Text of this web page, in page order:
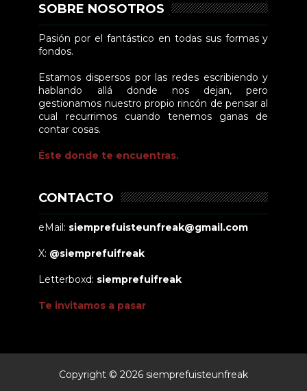
SOBRE NOSOTROS
Pasión por el fantástico en todas sus formas y
fondos.
Estamos dispersos por las redes escribiendo y
hablando allá donde nos dejan, pero
gestionamos nuestro propio rincón de pensar al
cual recurrimos cuando tenemos ganas de
contar cosas.
Éste donde te encuentras.
CONTACTO
eMail: siemprefuisteunfreak@gmail.com
X: @siemprefuifreak
Letterboxd: siemprefuifreak
Te invitamos a pasar
Copyright © 2026 siemprefuisteunfreak